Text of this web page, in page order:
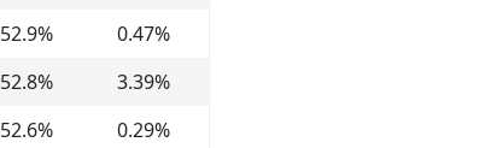
52.9% 0.47%
52.8% 3.39%
52.6% 0.29%